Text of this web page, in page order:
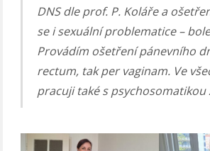
DNS dle prof. P. Koláře a
se i sexuální problematice –
Provádím ošetření pánevního
rectum, tak per vaginam. Ve
pracuji také s psychosomatikou